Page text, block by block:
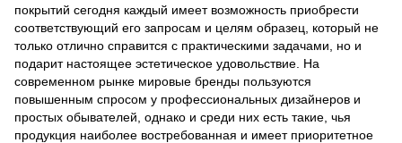
покрытий сегодня каждый имеет возможность приобрести
соответствующий его запросам и целям образец, который не
только отлично справится с практическими задачами, но и
подарит настоящее эстетическое удовольствие. На
современном рынке мировые бренды пользуются
повышенным спросом у профессиональных дизайнеров и
простых обывателей, однако и среди них есть такие, чья
продукция наиболее востребованная и имеет приоритетное